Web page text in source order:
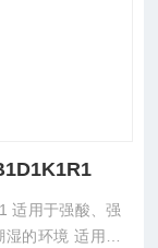
的环境 适用于